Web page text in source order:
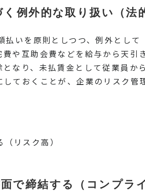
例外的な取り扱い（法
いを原則としつつ、例外とし
や互助会費などを給与から天
なり、未払賃金として従業員
ておくことが、企業のリスク管
リスク高）
で締結する（コンプラ